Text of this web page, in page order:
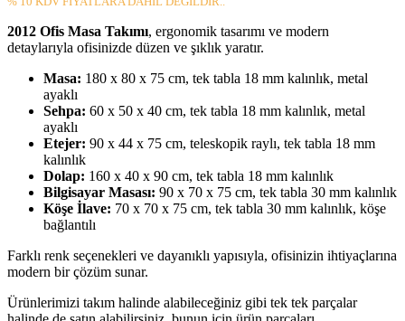
2012 Ofis Masa Takımı, ergonomik tasarımı ve modern
detaylarıyla ofisinizde düzen ve şıklık yaratır.
Masa: 180 x 80 x 75 cm, tek tabla 18 mm kalınlık, metal
ayaklı
Sehpa: 60 x 50 x 40 cm, tek tabla 18 mm kalınlık, metal
ayaklı
Etejer: 90 x 44 x 75 cm, teleskopik raylı, tek tabla 18 mm
kalınlık
Dolap: 160 x 40 x 90 cm, tek tabla 18 mm kalınlık
Bilgisayar Masası: 90 x 70 x 75 cm, tek tabla 30 mm kalınlık
Köşe İlave: 70 x 70 x 75 cm, tek tabla 30 mm kalınlık, köşe
bağlantılı
Farklı renk seçenekleri ve dayanıklı yapısıyla, ofisinizin ihtiyaçlarına
modern bir çözüm sunar.
Ürünlerimizi takım halinde alabileceğiniz gibi tek tek parçalar